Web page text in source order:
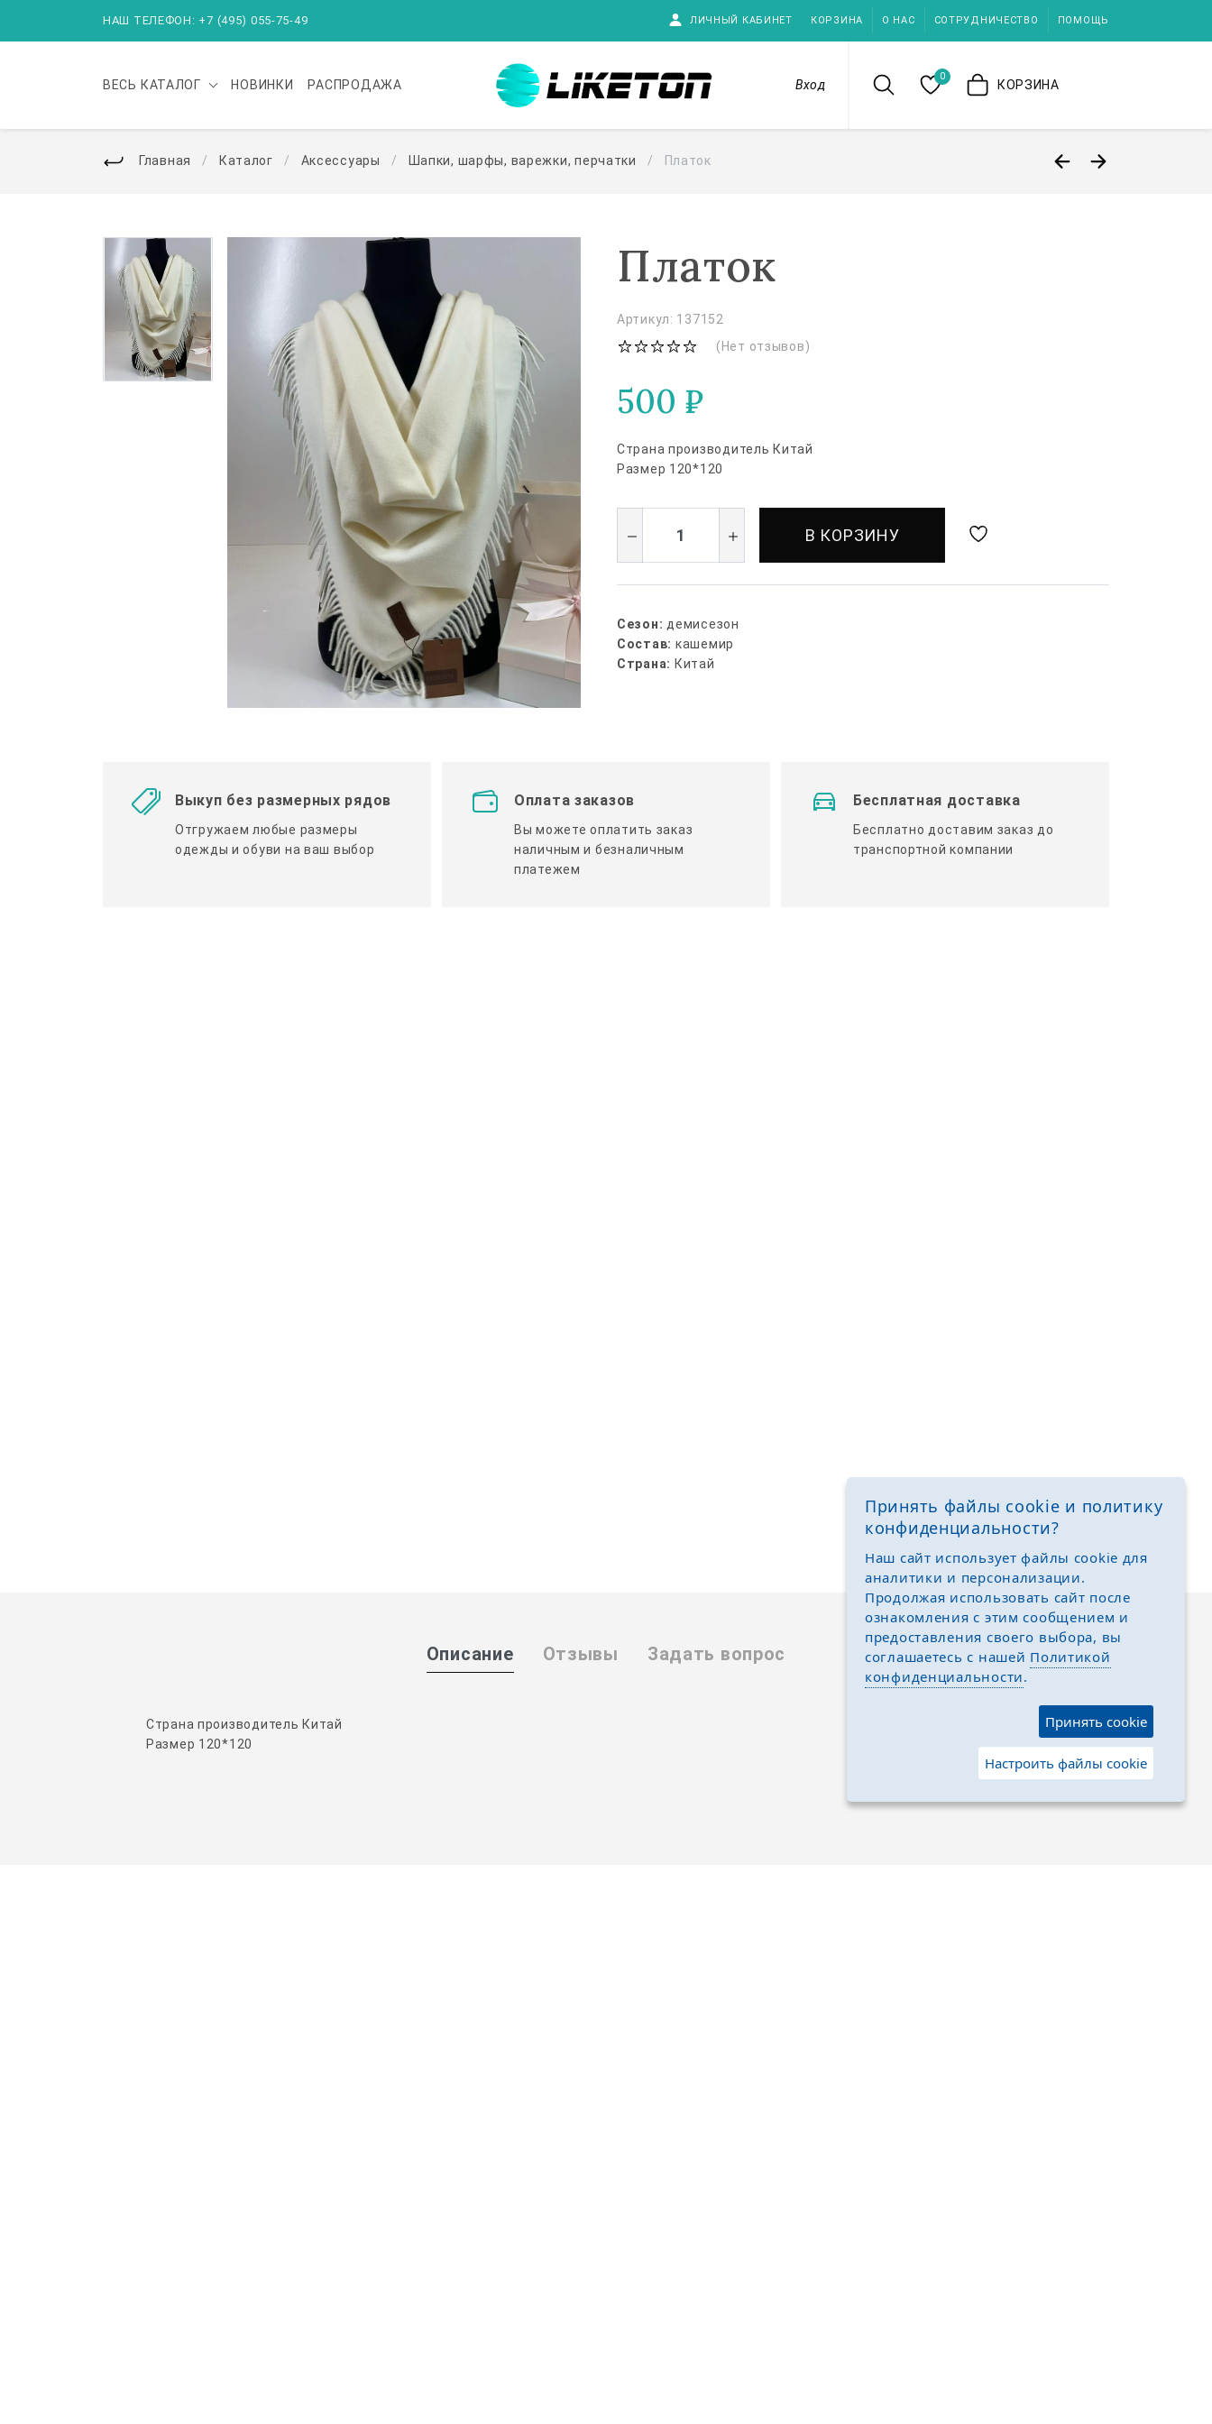
НАШ ТЕЛЕФОН: +7 (495) 055-75-49 ЛИЧНЫЙ КАБИНЕТ КОРЗИНА О НАС СОТРУДНИЧЕСТВО ПОМОЩЬ
ВЕСЬ КАТАЛОГ НОВИНКИ РАСПРОДАЖА Вход
0
КОРЗИНА
Главная Каталог Аксессуары Шапки, шарфы, варежки, перчатки Платок
Платок
Артикул: 137152
(Нет отзывов)
500 ₽
Страна производитель Китай
Размер 120*120
В КОРЗИНУ
Сезон: демисезон
Состав: кашемир
Страна: Китай
Выкуп без размерных рядов
Отгружаем любые размеры
одежды и обуви на ваш выбор
Оплата заказов
Вы можете оплатить заказ
наличным и безналичным
платежем
Бесплатная доставка
Бесплатно доставим заказ до
транспортной компании
Описание Отзывы Задать вопрос
Страна производитель Китай
Размер 120*120
Принять файлы cookie и политику
конфиденциальности?
Наш сайт использует файлы cookie для
аналитики и персонализации.
Продолжая использовать сайт после
ознакомления с этим сообщением и
предоставления своего выбора, вы
соглашаетесь с нашей Политикой
конфиденциальности.
Принять cookie
Настроить файлы cookie